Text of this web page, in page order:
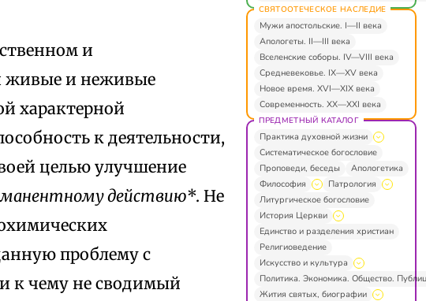
и
живые и неживые
характерной
к деятельности,
целью улучшение
действию*. Не
проблему с
к чему не сводимый
СВЯТООТЕЧЕСКОЕ НАСЛЕДИЕ
Мужи апостольские. I—II века
Апологеты. II—III века
Вселенские соборы. IV—VIII века
Средневековье. IX—XV века
Новое время. XVI—XIX века
Современность. XX—XXI века
ПРЕДМЕТНЫЙ КАТАЛОГ
Практика духовной жизни
Систематическое богословие
Проповеди, беседы
Апологетика
Философия
Патрология
Литургическое богословие
История Церкви
Единство и разделения христиан
Религиоведение
Искусство и культура
Политика. Экономика. Общество.
Жития святых, биографии